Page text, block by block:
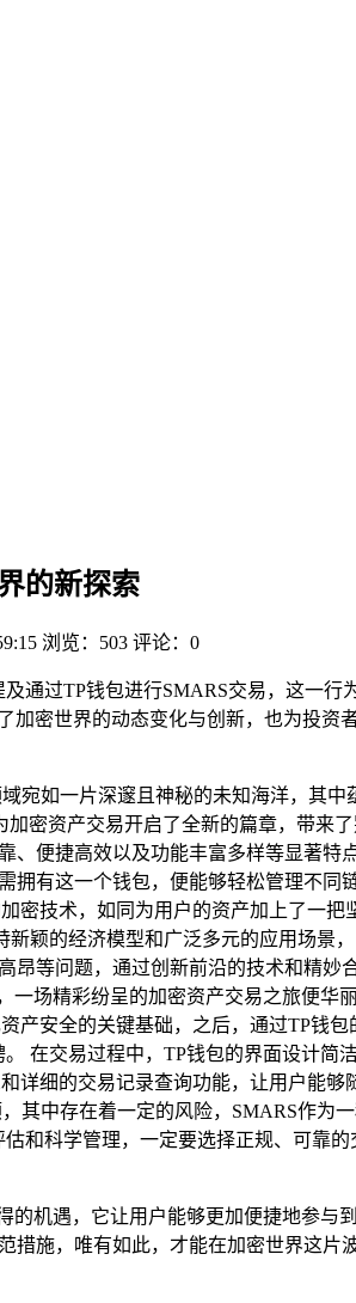
的新探索
浏览：503 评论：0
通过TP钱包进行SMARS交易，这一
加密世界的动态变化与创新，也为投
宛如一片深邃且神秘的未知海洋，其
密资产交易开启了全新的篇章，带来
便捷高效以及功能丰富多样等显著
有这一个钱包，便能够轻松管理不
密技术，如同为用户的资产加上了一
颖的经济模型和广泛多元的应用场景
等问题，通过创新前沿的技术和精
场精彩纷呈的加密资产交易之旅便
产安全的关键基础，之后，通过TP钱
在交易过程中，TP钱包的界面设计
详细的交易记录查询功能，让用户能
其中存在着一定的风险，SMARS作
和科学管理，一定要选择正规、可靠
机遇，它让用户能够更加便捷地参
施，唯有如此，才能在加密世界这片